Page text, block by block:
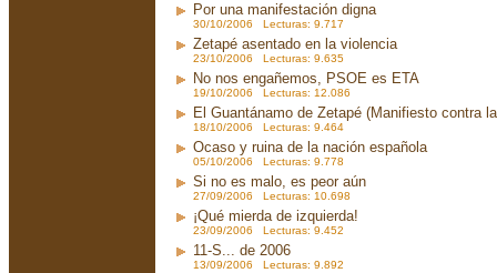
Por una manifestación digna
30/10/2006 Lecturas: 9.717
Zetapé asentado en la violencia
23/10/2006 Lecturas: 9.635
No nos engañemos, PSOE es ETA
19/10/2006 Lecturas: 12.086
El Guantánamo de Zetapé (Manifiesto contra
18/10/2006 Lecturas: 9.464
Ocaso y ruina de la nación española
05/10/2006 Lecturas: 9.778
Si no es malo, es peor aún
27/09/2006 Lecturas: 10.698
¡Qué mierda de izquierda!
23/09/2006 Lecturas: 9.452
11-S... de 2006
13/09/2006 Lecturas: 9.892